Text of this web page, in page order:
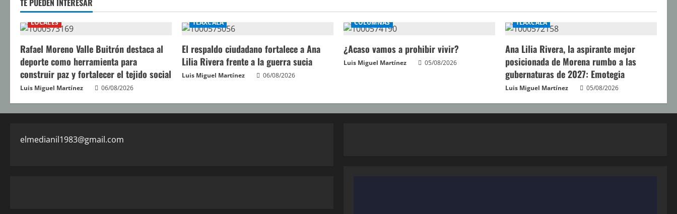
o
TE PUEDEN INTERESAR
LOCALES
Rafael Moreno Valle Buitrón destaca al
deporte como herramienta para
construir paz y fortalecer el tejido social
Luis Miguel Martínez 06/08/2026
TLAXCALA
El respaldo ciudadano fortalece a Ana
Lilia Rivera frente a la guerra sucia
Luis Miguel Martínez 06/08/2026
COLUMNAS
¿Acaso vamos a prohibir vivir?
Luis Miguel Martínez 05/08/2026
TLAXCALA
Ana Lilia Rivera, la aspirante mejor
posicionada de Morena rumbo a las
gubernaturas de 2027: Emotegia
Luis Miguel Martínez 05/08/2026
elmedianil1983@gmail.com